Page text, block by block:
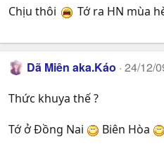
Chịu thôi
Tớ ra HN mùa
Dã Miên aka.Káo 24/12/
Thức khuya thế ?
Tớ ở Đồng Nai
Biên Hòa